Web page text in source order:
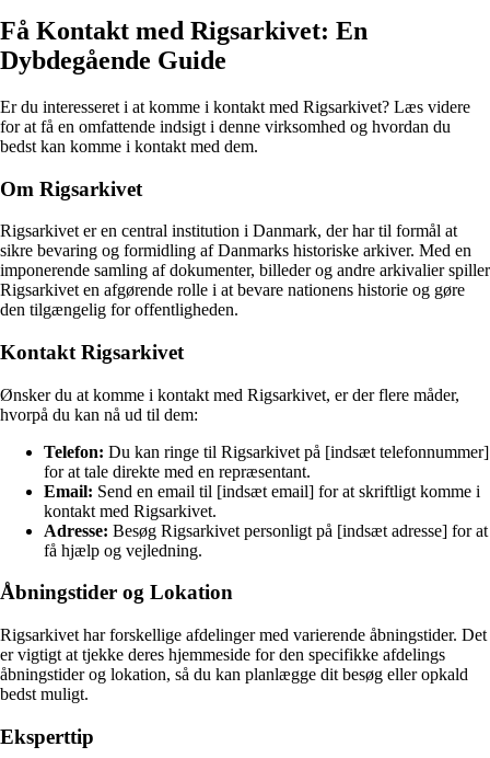
Få Kontakt med Rigsarkivet: En
Dybdegående Guide
Er du interesseret i at komme i kontakt med Rigsarkivet? Læs videre
for at få en omfattende indsigt i denne virksomhed og hvordan du
bedst kan komme i kontakt med dem.
Om Rigsarkivet
Rigsarkivet er en central institution i Danmark, der har til formål at
sikre bevaring og formidling af Danmarks historiske arkiver. Med en
imponerende samling af dokumenter, billeder og andre arkivalier spiller
Rigsarkivet en afgørende rolle i at bevare nationens historie og gøre
den tilgængelig for offentligheden.
Kontakt Rigsarkivet
Ønsker du at komme i kontakt med Rigsarkivet, er der flere måder,
hvorpå du kan nå ud til dem:
Telefon: Du kan ringe til Rigsarkivet på [indsæt telefonnummer]
for at tale direkte med en repræsentant.
Email: Send en email til [indsæt email] for at skriftligt komme i
kontakt med Rigsarkivet.
Adresse: Besøg Rigsarkivet personligt på [indsæt adresse] for at
få hjælp og vejledning.
Åbningstider og Lokation
Rigsarkivet har forskellige afdelinger med varierende åbningstider. Det
er vigtigt at tjekke deres hjemmeside for den specifikke afdelings
åbningstider og lokation, så du kan planlægge dit besøg eller opkald
bedst muligt.
Eksperttip